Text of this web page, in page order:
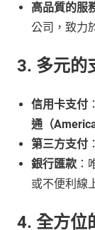
高品質的服
公司，致力
3. 多元的
信用卡支付
通（
第三方支付
銀行匯款 ：
或不便利線
4. 全方位